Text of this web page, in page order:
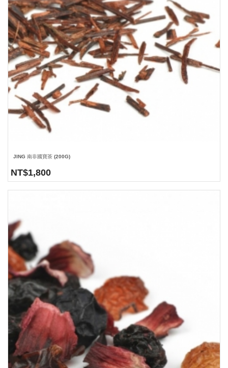
JING 南非國寶茶 (200G)
NT$1,800